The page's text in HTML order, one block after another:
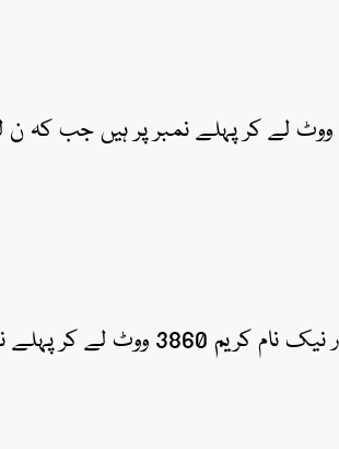
2 پولنگ اسٹیشنز کے نتائج کے مطابق پیپلزپارٹی کے ذوالفقار علی مراد 81 ووٹ لے کر پہلے نمبر پر
57 پولنگ اسٹیشنز کے غیر حتمی غیر سرکاری نتائج کے مطابق آزاد امیدوار نیک نام کریم